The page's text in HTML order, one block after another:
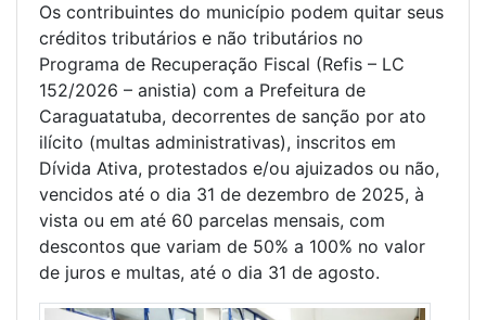
Os contribuintes do município podem quitar seus
créditos tributários e não tributários no
Programa de Recuperação Fiscal (Refis – LC
152/2026 – anistia) com a Prefeitura de
Caraguatatuba, decorrentes de sanção por ato
ilícito (multas administrativas), inscritos em
Dívida Ativa, protestados e/ou ajuizados ou não,
vencidos até o dia 31 de dezembro de 2025, à
vista ou em até 60 parcelas mensais, com
descontos que variam de 50% a 100% no valor
de juros e multas, até o dia 31 de agosto.